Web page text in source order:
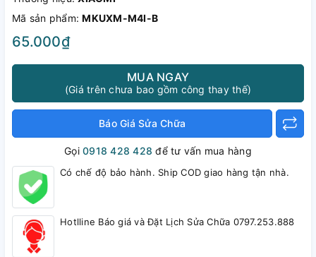
Mã sản phẩm:MKUXM-M4I-B
65.000₫
MUA NGAY
(Giá trên chưa bao gồm công thay thế)
Báo Giá Sửa Chữa
Gọi0918 428 428 để tư vấn mua hàng
Có chế độ bảo hành. Ship COD giao hàng tận nhà.
Hotlline Báo giá và Đặt Lịch Sửa Chữa 0797.253.888